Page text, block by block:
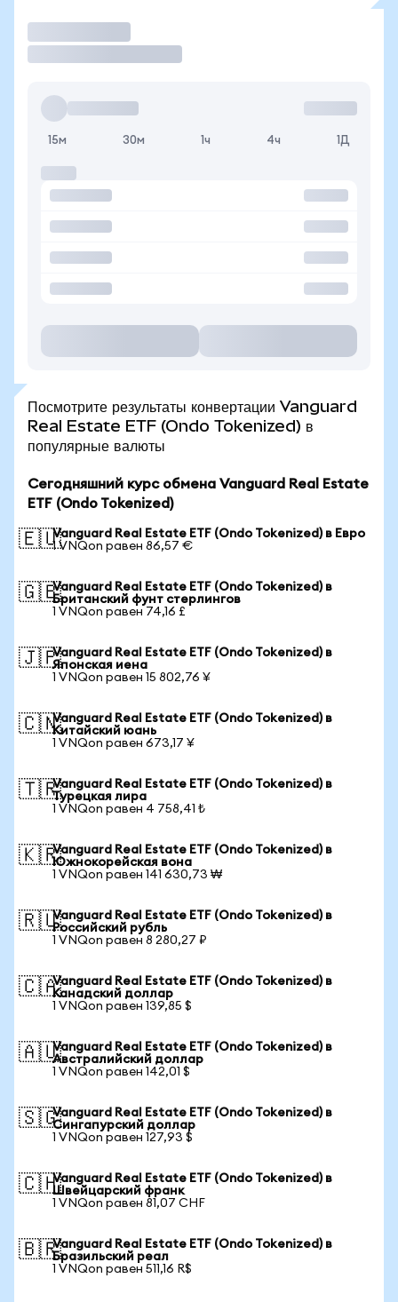
15м 30м 1ч 4ч 1Д
Посмотрите результаты конвертации Vanguard
Real Estate ETF (Ondo Tokenized) в
популярные валюты
Сегодняшний курс обмена Vanguard Real Estate
ETF (Ondo Tokenized)
🇪🇺Vanguard Real Estate ETF (Ondo Tokenized) в Евро
1 VNQon равен 86,57 €
🇬🇧Vanguard Real Estate ETF (Ondo Tokenized) в
Британский фунт стерлингов
1 VNQon равен 74,16 £
🇯🇵Vanguard Real Estate ETF (Ondo Tokenized) в
Японская иена
1 VNQon равен 15 802,76 ¥
🇨🇳Vanguard Real Estate ETF (Ondo Tokenized) в
Китайский юань
1 VNQon равен 673,17 ¥
🇹🇷Vanguard Real Estate ETF (Ondo Tokenized) в
Турецкая лира
1 VNQon равен 4 758,41 ₺
🇰🇷Vanguard Real Estate ETF (Ondo Tokenized) в
Южнокорейская вона
1 VNQon равен 141 630,73 ₩
🇷🇺Vanguard Real Estate ETF (Ondo Tokenized) в
Российский рубль
1 VNQon равен 8 280,27 ₽
🇨🇦Vanguard Real Estate ETF (Ondo Tokenized) в
Канадский доллар
1 VNQon равен 139,85 $
🇦🇺Vanguard Real Estate ETF (Ondo Tokenized) в
Австралийский доллар
1 VNQon равен 142,01 $
🇸🇬Vanguard Real Estate ETF (Ondo Tokenized) в
Сингапурский доллар
1 VNQon равен 127,93 $
🇨🇭Vanguard Real Estate ETF (Ondo Tokenized) в
Швейцарский франк
1 VNQon равен 81,07 CHF
🇧🇷Vanguard Real Estate ETF (Ondo Tokenized) в
Бразильский реал
1 VNQon равен 511,16 R$